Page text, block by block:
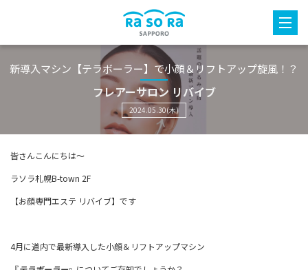
新導入マシン【テラボーラー】で小顔＆リフトアップ旋風！？
フレアーサロン リバイブ
2024.05.30(木)
皆さんこんにちは〜
ラソラ札幌B-town 2F
【お顔専門エステ リバイブ】です
4月に道内で最新導入した小顔＆リフトアップマシン